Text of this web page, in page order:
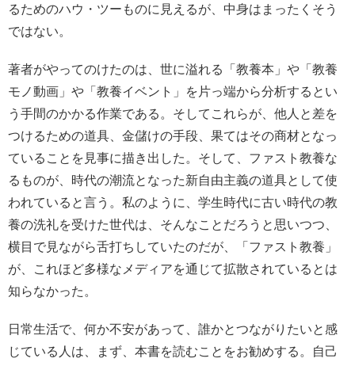
るためのハウ・ツーものに見えるが、中身はまったくそう
ではない。
著者がやってのけたのは、世に溢れる「教養本」や「教養
モノ動画」や「教養イベント」を片っ端から分析するとい
う手間のかかる作業である。そしてこれらが、他人と差を
つけるための道具、金儲けの手段、果てはその商材となっ
ていることを見事に描き出した。そして、ファスト教養な
るものが、時代の潮流となった新自由主義の道具として使
われていると言う。私のように、学生時代に古い時代の教
養の洗礼を受けた世代は、そんなことだろうと思いつつ、
横目で見ながら舌打ちしていたのだが、「ファスト教養」
が、これほど多様なメディアを通じて拡散されているとは
知らなかった。
日常生活で、何か不安があって、誰かとつながりたいと感
じている人は、まず、本書を読むことをお勧めする。自己